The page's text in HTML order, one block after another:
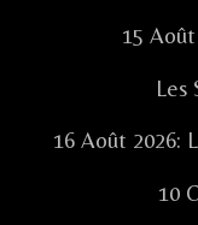
15
Les
16 Août 2026:
10